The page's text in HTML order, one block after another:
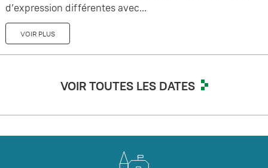
d’expression différentes avec...
VOIR PLUS
VOIR TOUTES LES DATES